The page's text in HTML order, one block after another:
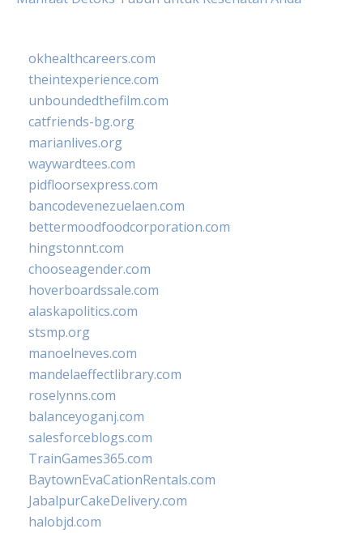
okhealthcareers.com
theintexperience.com
unboundedthefilm.com
catfriends-bg.org
marianlives.org
waywardtees.com
pidfloorsexpress.com
bancodevenezuelaen.com
bettermoodfoodcorporation.com
hingstonnt.com
chooseagender.com
hoverboardssale.com
alaskapolitics.com
stsmp.org
manoelneves.com
mandelaeffectlibrary.com
roselynns.com
balanceyoganj.com
salesforceblogs.com
TrainGames365.com
BaytownEvaCationRentals.com
JabalpurCakeDelivery.com
halobjd.com